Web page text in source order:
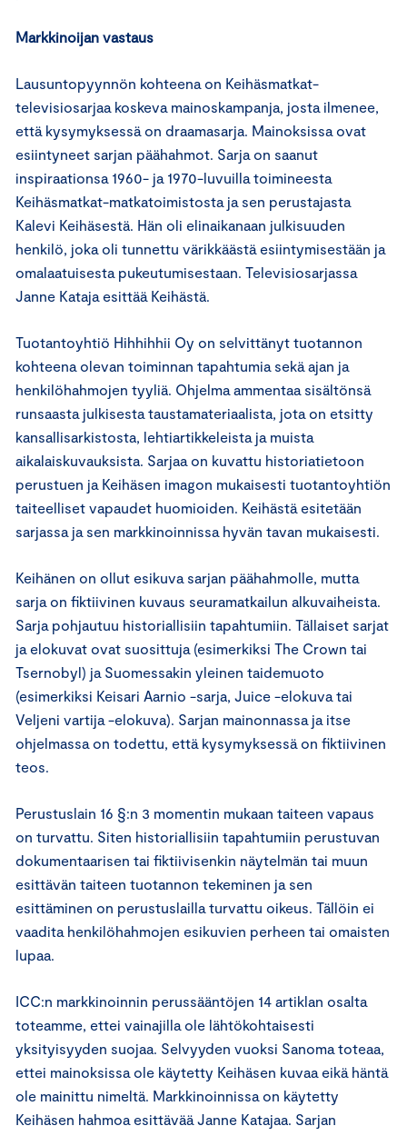
Markkinoijan vastaus
Lausuntopyynnön kohteena on Keihäsmatkat-
televisiosarjaa koskeva mainoskampanja, josta ilmenee,
että kysymyksessä on draamasarja. Mainoksissa ovat
esiintyneet sarjan päähahmot. Sarja on saanut
inspiraationsa 1960- ja 1970-luvuilla toimineesta
Keihäsmatkat-matkatoimistosta ja sen perustajasta
Kalevi Keihäsestä. Hän oli elinaikanaan julkisuuden
henkilö, joka oli tunnettu värikkäästä esiintymisestään ja
omalaatuisesta pukeutumisestaan. Televisiosarjassa
Janne Kataja esittää Keihästä.
Tuotantoyhtiö Hihhihhii Oy on selvittänyt tuotannon
kohteena olevan toiminnan tapahtumia sekä ajan ja
henkilöhahmojen tyyliä. Ohjelma ammentaa sisältönsä
runsaasta julkisesta taustamateriaalista, jota on etsitty
kansallisarkistosta, lehtiartikkeleista ja muista
aikalaiskuvauksista. Sarjaa on kuvattu historiatietoon
perustuen ja Keihäsen imagon mukaisesti tuotantoyhtiön
taiteelliset vapaudet huomioiden. Keihästä esitetään
sarjassa ja sen markkinoinnissa hyvän tavan mukaisesti.
Keihänen on ollut esikuva sarjan päähahmolle, mutta
sarja on fiktiivinen kuvaus seuramatkailun alkuvaiheista.
Sarja pohjautuu historiallisiin tapahtumiin. Tällaiset sarjat
ja elokuvat ovat suosittuja (esimerkiksi The Crown tai
Tsernobyl) ja Suomessakin yleinen taidemuoto
(esimerkiksi Keisari Aarnio -sarja, Juice -elokuva tai
Veljeni vartija -elokuva). Sarjan mainonnassa ja itse
ohjelmassa on todettu, että kysymyksessä on fiktiivinen
teos.
Perustuslain 16 §:n 3 momentin mukaan taiteen vapaus
on turvattu. Siten historiallisiin tapahtumiin perustuvan
dokumentaarisen tai fiktiivisenkin näytelmän tai muun
esittävän taiteen tuotannon tekeminen ja sen
esittäminen on perustuslailla turvattu oikeus. Tällöin ei
vaadita henkilöhahmojen esikuvien perheen tai omaisten
lupaa.
ICC:n markkinoinnin perussääntöjen 14 artiklan osalta
toteamme, ettei vainajilla ole lähtökohtaisesti
yksityisyyden suojaa. Selvyyden vuoksi Sanoma toteaa,
ettei mainoksissa ole käytetty Keihäsen kuvaa eikä häntä
ole mainittu nimeltä. Markkinoinnissa on käytetty
Keihäsen hahmoa esittävää Janne Katajaa. Sarjan